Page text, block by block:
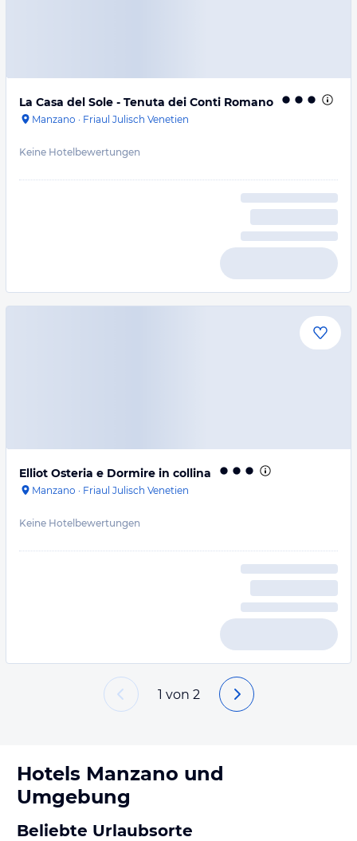
La Casa del Sole - Tenuta dei Conti Romano
Manzano · Friaul Julisch Venetien
Keine Hotelbewertungen
Elliot Osteria e Dormire in collina
Manzano · Friaul Julisch Venetien
Keine Hotelbewertungen
1 von 2
Hotels Manzano und
Umgebung
Beliebte Urlaubsorte